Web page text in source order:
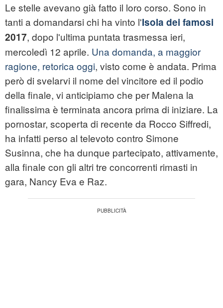
Le stelle avevano già fatto il loro corso. Sono in
tanti a domandarsi chi ha vinto l'Isola dei famosi
2017, dopo l'ultima puntata trasmessa ieri,
mercoledì 12 aprile. Una domanda, a maggior
ragione, retorica oggi, visto come è andata. Prima
però di svelarvi il nome del vincitore ed il podio
della finale, vi anticipiamo che per Malena la
finalissima è terminata ancora prima di iniziare. La
pornostar, scoperta di recente da Rocco Siffredi,
ha infatti perso al televoto contro Simone
Susinna, che ha dunque partecipato, attivamente,
alla finale con gli altri tre concorrenti rimasti in
gara, Nancy Eva e Raz.